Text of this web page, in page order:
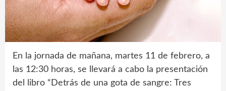
En la jornada de mañana, martes 11 de febrero, a
las 12:30 horas, se llevará a cabo la presentación
del libro “Detrás de una gota de sangre: Tres